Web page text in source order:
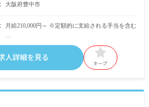
大阪府豊中市
月給210,000円～ ※定額的に支給される手当を含む
＜別途支給手当＞
■交通費支給（社内規定による）
■賞与年2回 計2カ月分
人詳細を見る
キープ